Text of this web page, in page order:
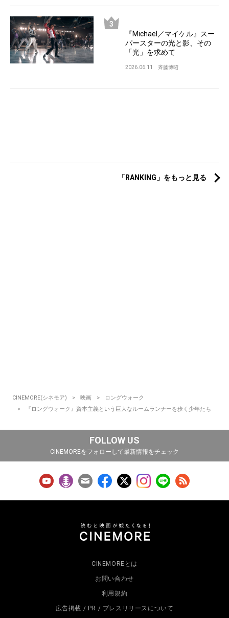
『Michael／マイケル』スー
パースターの光と影、その
「光」を求めて
2026.06.11 斉藤博昭
「RANKING」をもっと見る
CINEMORE(シネモア) 映画
ロングウォーク
『ロングウォーク』資本主義という巨大なルームランナーを歩く少年たち
FOLLOW US
CINEMOREをフォローして最新情報をチェック
CINEMOREとは
お問い合わせ
利用規約
広告掲載 / PR / プレスリリースについて